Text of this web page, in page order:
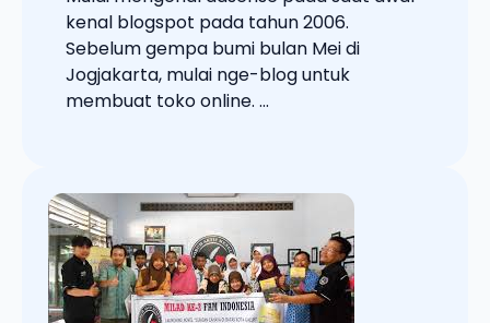
kenal blogspot pada tahun 2006.
Sebelum gempa bumi bulan Mei di
Jogjakarta, mulai nge-blog untuk
membuat toko online. ...